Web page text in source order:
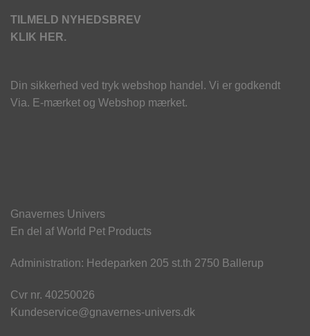
TILMELD NYHEDSBREV
KLIK HER.
Din sikkerhed ved tryk webshop handel. Vi er godkendt
Via. E-mærket og Webshop mærket.
Gnavernes Univers
En del af World Pet Products
Administration: Hedeparken 205 st.th 2750 Ballerup
Cvr nr. 40250026
Kundeservice@gnavernes-univers.dk